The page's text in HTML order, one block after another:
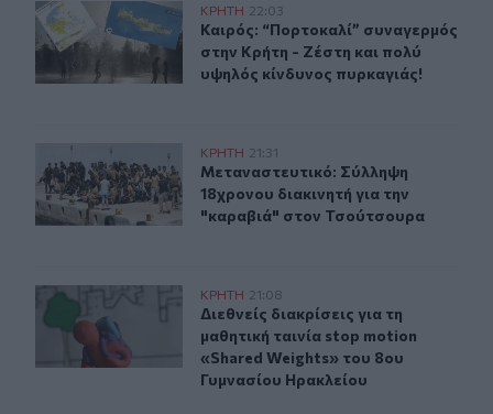
Καιρός: “Πορτοκαλί” συναγερμός στην Κρήτη - Ζέστη
ΚΡΗΤΗ 22:03
Καιρός: “Πορτοκαλί” συναγερμός
Καιρός: “Πορτοκαλί” συναγερμός
στην Κρήτη - Ζέστη και πολύ
υψηλός κίνδυνος πυρκαγιάς!
Μεταναστευτικό: Σύλληψη 18χρονου διακινητή για
ΚΡΗΤΗ 21:31
Μεταναστευτικό: Σύλληψη
Μεταναστευτικό: Σύλληψη
18χρονου διακινητή για την
"καραβιά" στον Τσούτσουρα
Διεθνείς διακρίσεις για τη μαθητική ταινία stop
ΚΡΗΤΗ 21:08
Διεθνείς διακρίσεις για τη
Διεθνείς διακρίσεις για τη
μαθητική ταινία stop motion
«Shared Weights» του 8ου
Γυμνασίου Ηρακλείου